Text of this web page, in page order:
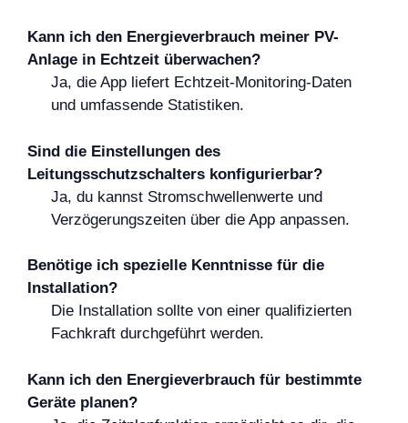
Kann ich den Energieverbrauch meiner PV-
Anlage in Echtzeit überwachen?
Ja, die App liefert Echtzeit-Monitoring-Daten
und umfassende Statistiken.
Sind die Einstellungen des
Leitungsschutzschalters konfigurierbar?
Ja, du kannst Stromschwellenwerte und
Verzögerungszeiten über die App anpassen.
Benötige ich spezielle Kenntnisse für die
Installation?
Die Installation sollte von einer qualifizierten
Fachkraft durchgeführt werden.
Kann ich den Energieverbrauch für bestimmte
Geräte planen?